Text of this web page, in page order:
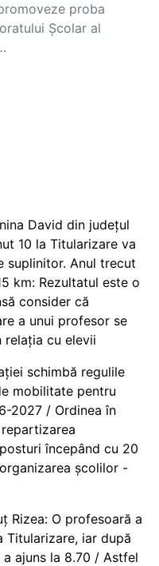
proba
Școlar al
David din județul
10 la Titularizare va
suplinitor. Anul trecut
km: Rezultatul este o
consider că
a unui profesor se
relația cu elevii
schimbă regulile
mobilitate pentru
2027 / Ordinea în
începând cu 20
școlilor -
Rizea: O profesoară a
Titularizare, iar după
ajuns la 8.70 / Astfel